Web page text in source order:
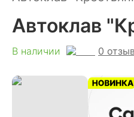
Автоклав
В наличии 0